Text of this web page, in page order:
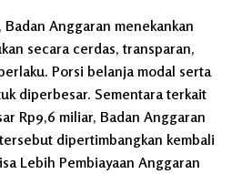
Anggaran menekankan
secara cerdas, transparan,
Porsi belanja modal serta
diperbesar. Sementara terkait
Rp9,6 miliar, Badan Anggaran
dipertimbangkan kembali
Lebih Pembiayaan Anggaran